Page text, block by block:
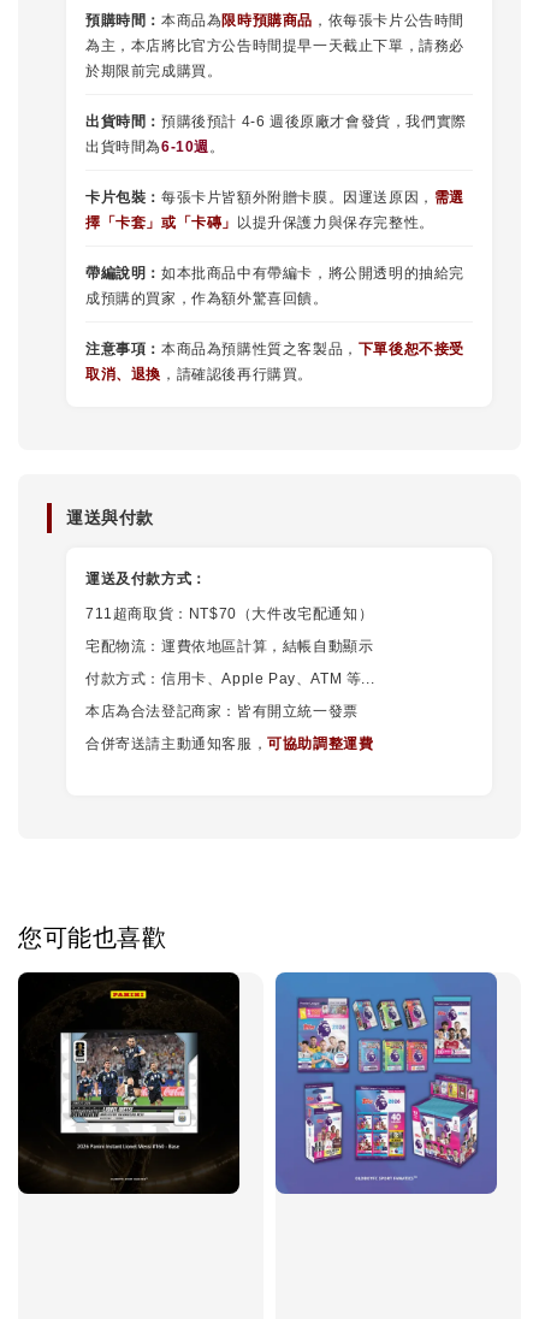
預購時間： 本商品為限時預購商品 ，依每張卡片公告時間
為主，本店將比官方公告時間提早一天截止下單，請務必
於期限前完成購買。
出貨時間： 預購後預計 4-6 週後原廠才會發貨，我們實際
出貨時間為6-10週。
卡片包裝： 每張卡片皆額外附贈卡膜。因運送原因， 需選
擇 「卡套 」或 「卡磚」 以提升保護力與保存完整性。
帶編說明： 如本批商品中有帶編卡，將公開透明的抽給完
成預購的買家，作為額外驚喜回饋。
注意事項： 本商品為預購性質之客製品， 下單後恕不接受
取消、退換 ，請確認後再行購買。
運送與付款
運送及付款方式：
711超商取貨：NT$70（大件改宅配通知）
宅配物流：運費依地區計算，結帳自動顯示
付款方式：信用卡、Apple Pay、ATM 等...
本店為合法登記商家：皆有開立統一發票
合併寄送請主動通知客服，可協助調整運費
您可能也喜歡